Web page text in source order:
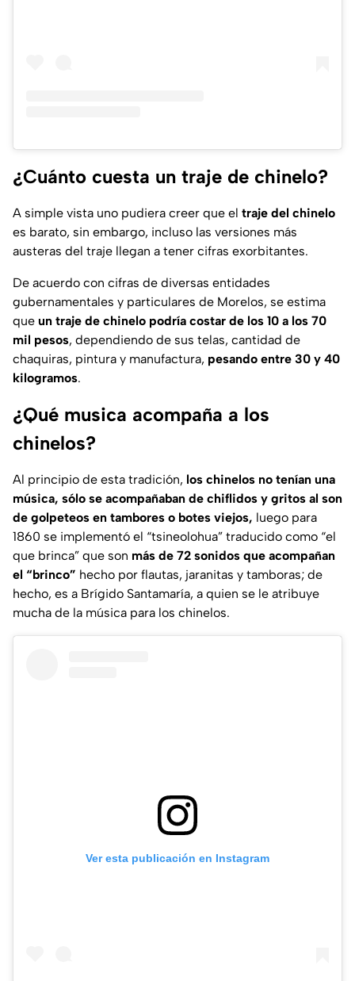
¿Cuánto cuesta un traje de chinelo?
A simple vista uno pudiera creer que el traje del chinelo
es barato, sin embargo, incluso las versiones más
austeras del traje llegan a tener cifras exorbitantes.
De acuerdo con cifras de diversas entidades
gubernamentales y particulares de Morelos, se estima
que un traje de chinelo podría costar de los 10 a los 70
mil pesos, dependiendo de sus telas, cantidad de
chaquiras, pintura y manufactura, pesando entre 30 y 40
kilogramos.
¿Qué musica acompaña a los
chinelos?
Al principio de esta tradición, los chinelos no tenían una
música, sólo se acompañaban de chiflidos y gritos al son
de golpeteos en tambores o botes viejos, luego para
1860 se implementó el “tsineolohua” traducido como “el
que brinca” que son más de 72 sonidos que acompañan
el “brinco” hecho por flautas, jaranitas y tamboras; de
hecho, es a Brígido Santamaría, a quien se le atribuye
mucha de la música para los chinelos.
Ver esta publicación en Instagram